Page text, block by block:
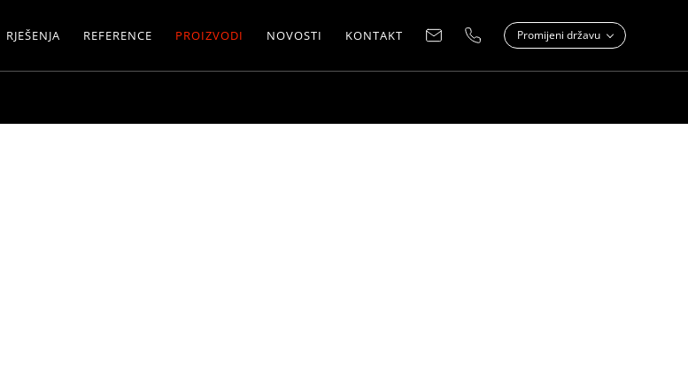
RJEŠENJA REFERENCE PROIZVODI NOVOSTI KONTAKT Promijeni državu